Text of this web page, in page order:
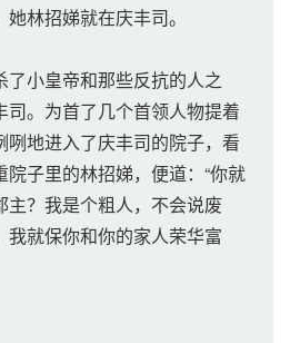
林招娣就在庆丰司。
小皇帝和那些反抗的人之
司。为首了几个首领人物提着
地进入了庆丰司的院子，看
子里的林招娣，便道：“你就
主？我是个粗人，不会说废
就保你和你的家人荣华富